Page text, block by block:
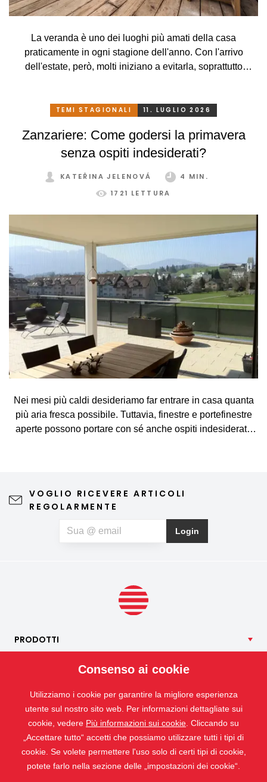
La veranda è uno dei luoghi più amati della casa
praticamente in ogni stagione dell'anno. Con l'arrivo
dell'estate, però, molti iniziano a evitarla, soprattutto
rilassarsi. Che peccato, però. Eppure basta davvero poco.
intelligente, potrete godervi la vostra veranda in tutta
comodità, in ogni stagione e senza limitazioni.
TEMI STAGIONALI 11. LUGLIO 2026
Zanzariere: Come godersi la primavera
senza ospiti indesiderati?
KATEŘINA JELENOVÁ
4 MIN.
1721 LETTURA
Nei mesi più caldi desideriamo far entrare in casa quanta
più aria fresca possibile. Tuttavia, finestre e portefinestre
aperte possono portare con sé anche ospiti indesiderati,
dell'abitazione, richiede una manutenzione minima e può
contribuire anche a un riposo notturno più sereno. Se, oltre
limitare la quantità di particelle di polline che penetrano
all’interno.
VOGLIO RICEVERE ARTICOLI
REGOLARMENTE
Login
PRODOTTI
ISOTRA
CONTATTO
Consenso ai cookie
Utilizziamo i cookie per garantire la migliore esperienza
utente sul nostro sito web. Per informazioni dettagliate sui
cookie, vedere Più informazioni sui cookie . Cliccando su
„Accettare tutto“ accetti che possiamo utilizzare tutti i tipi di
cookie. Se volete permettere l'uso solo di certi tipi di cookie,
potete farlo nella sezione delle „impostazioni dei cookie“.